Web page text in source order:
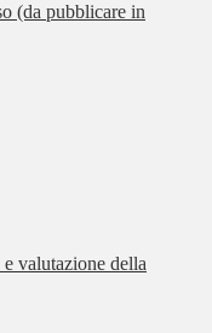
(da pubblicare in
valutazione della